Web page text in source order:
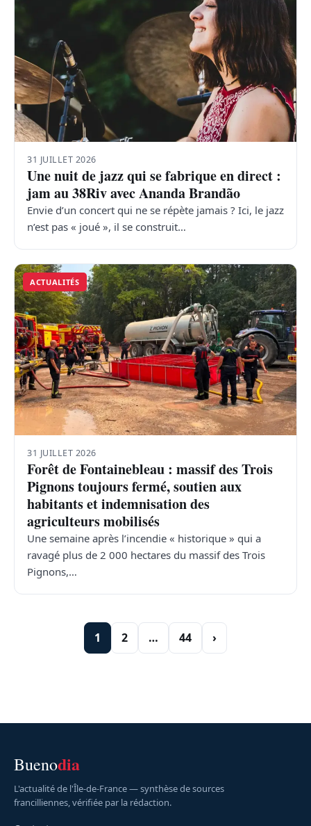
31 JUILLET 2026
Une nuit de jazz qui se fabrique en direct :
jam au 38Riv avec Ananda Brandão
Envie d’un concert qui ne se répète jamais ? Ici, le jazz
n’est pas « joué », il se construit…
ACTUALITÉS
31 JUILLET 2026
Forêt de Fontainebleau : massif des Trois
Pignons toujours fermé, soutien aux
habitants et indemnisation des
agriculteurs mobilisés
Une semaine après l’incendie « historique » qui a
ravagé plus de 2 000 hectares du massif des Trois
Pignons,…
1 2 … 44 ›
Buenodia
L'actualité de l'Île-de-France — synthèse de sources
francilliennes, vérifiée par la rédaction.